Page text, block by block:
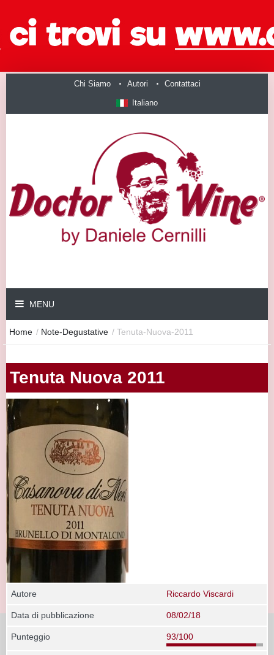
Chi Siamo Autori Contattaci
Italiano
MENU
Home / Note-Degustative / Tenuta-Nuova-2011
Tenuta Nuova 2011
Autore Riccardo Viscardi
Data di pubblicazione 08/02/18
Punteggio 93/100